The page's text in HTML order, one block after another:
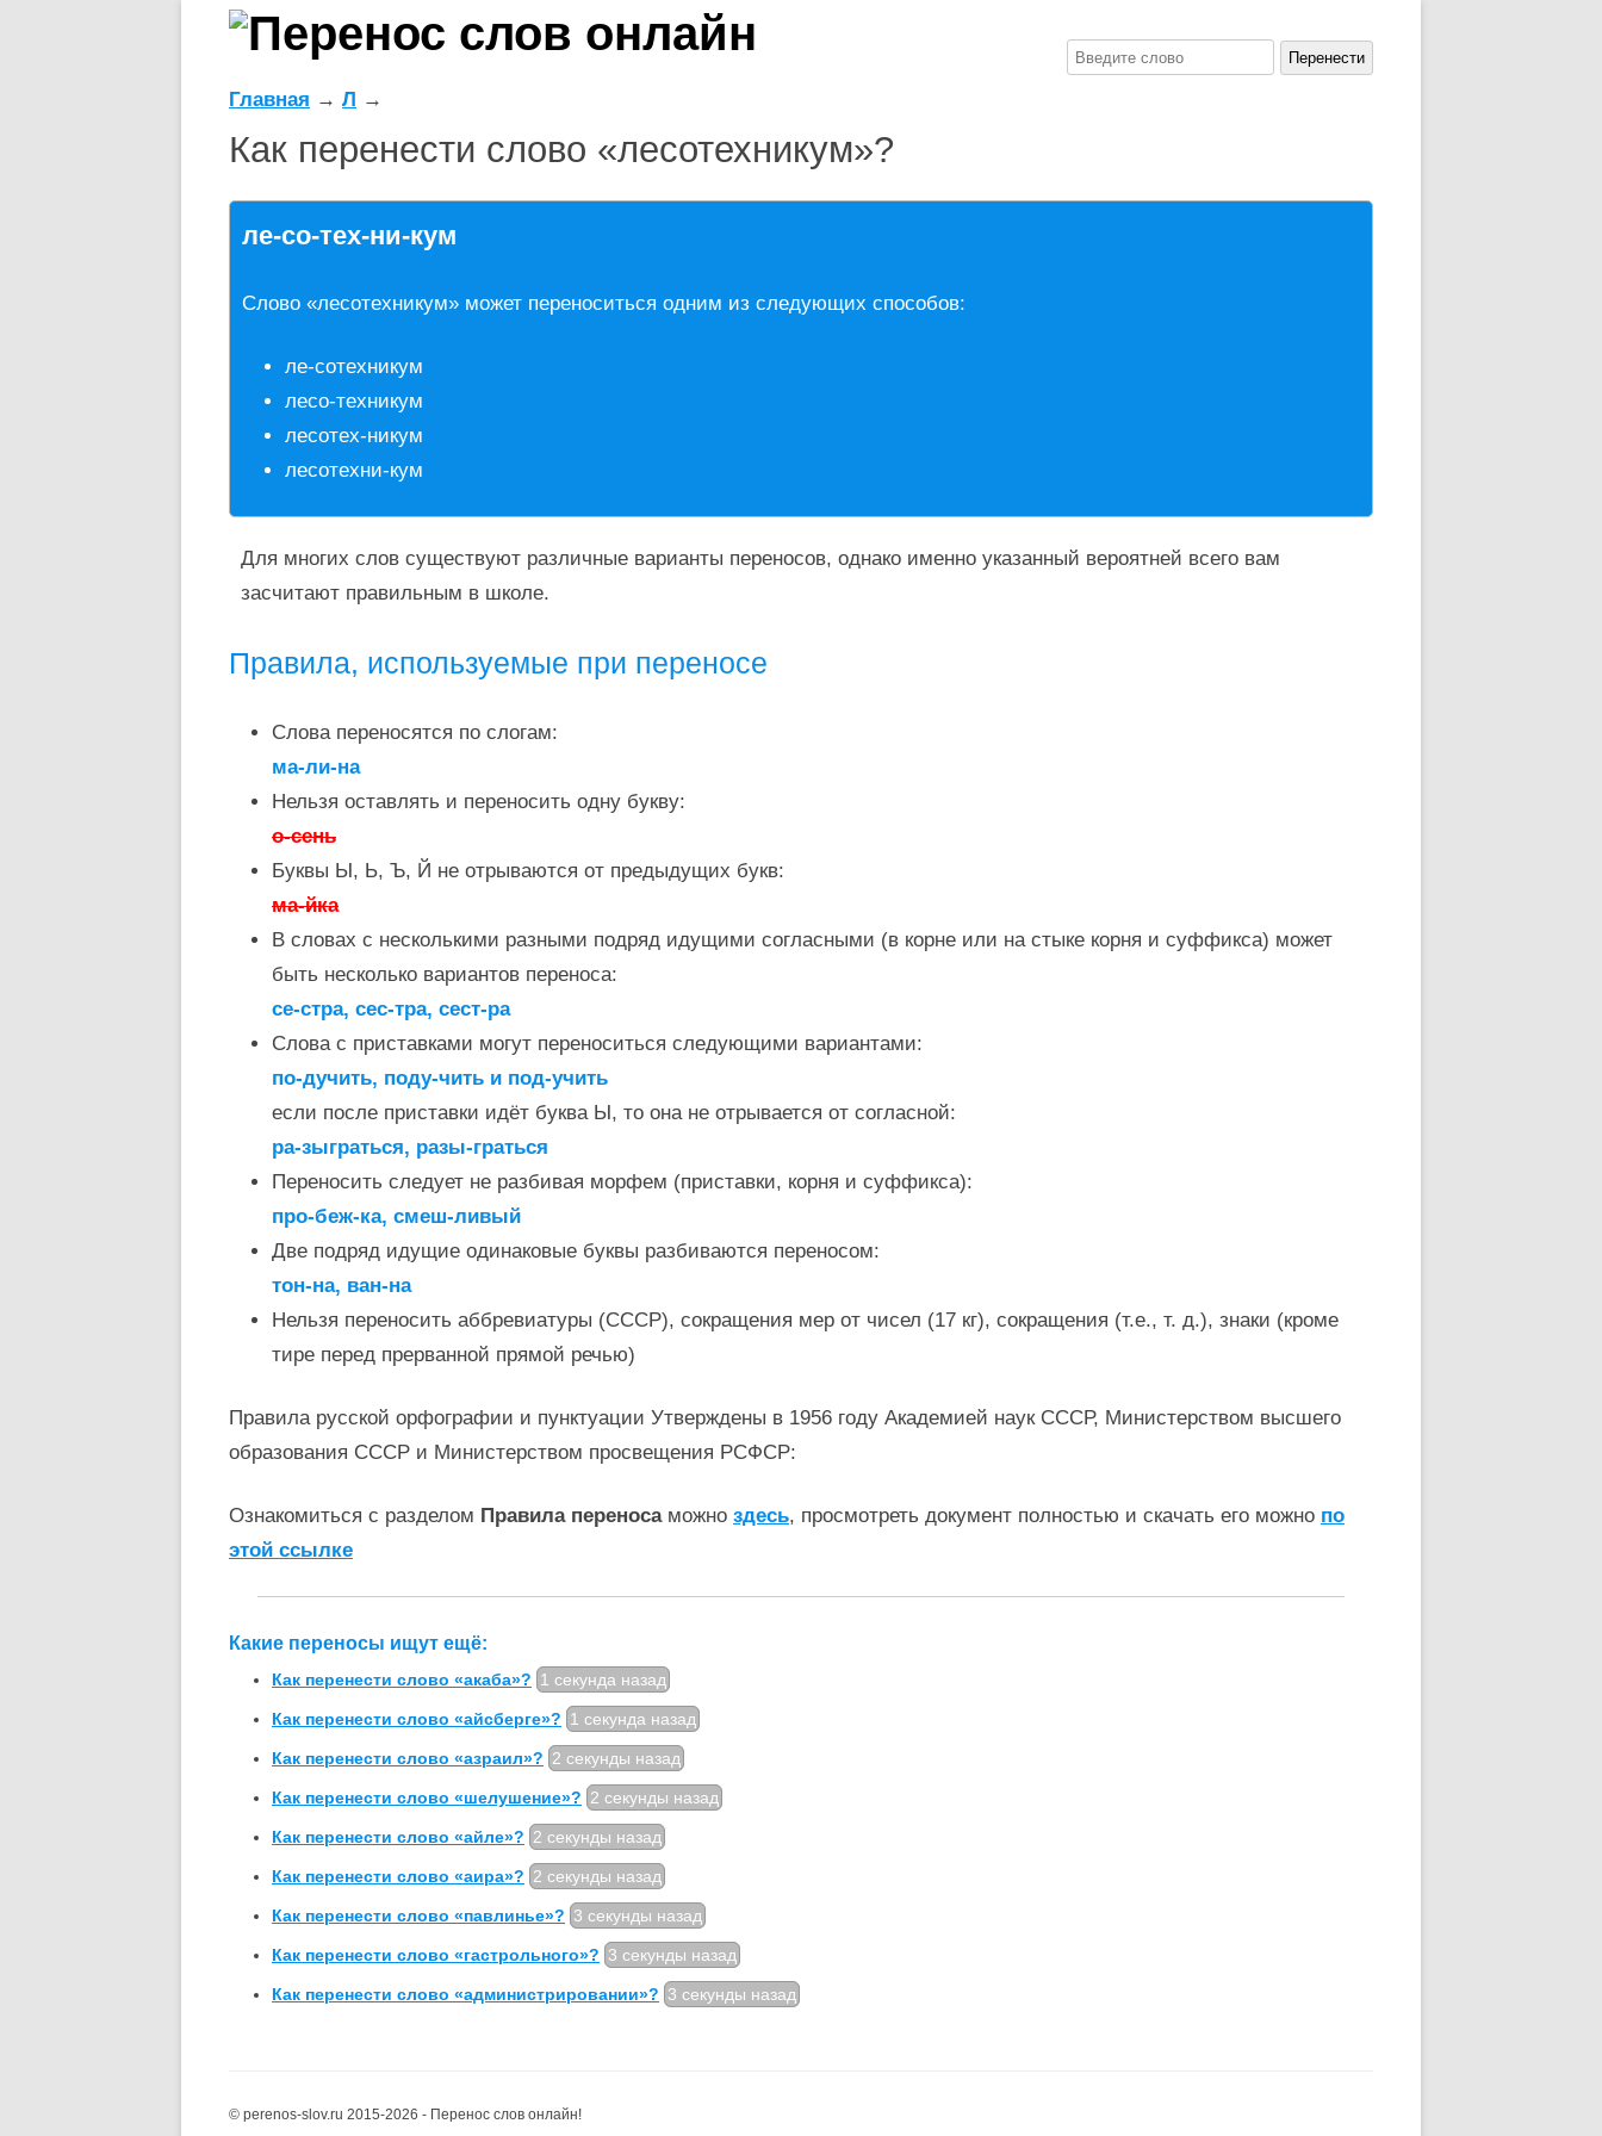
Главная → Л →
Как перенести слово «лесотехникум»?
ле-со-тех-ни-кум
Слово «лесотехникум» может переноситься одним из следующих способов:
ле-сотехникум
лесо-техникум
лесотех-никум
лесотехни-кум
Для многих слов существуют различные варианты переносов, однако именно указанный вероятней всего вам
засчитают правильным в школе.
Правила, используемые при переносе
Слова переносятся по слогам:
ма-ли-на
Нельзя оставлять и переносить одну букву:
о-сень
Буквы Ы, Ь, Ъ, Й не отрываются от предыдущих букв:
ма-йка
В словах с несколькими разными подряд идущими согласными (в корне или на стыке корня и суффикса) может
быть несколько вариантов переноса:
се-стра, сес-тра, сест-ра
Слова с приставками могут переноситься следующими вариантами:
по-дучить, поду-чить и под-учить
если после приставки идёт буква Ы, то она не отрывается от согласной:
ра-зыграться, разы-граться
Переносить следует не разбивая морфем (приставки, корня и суффикса):
про-беж-ка, смеш-ливый
Две подряд идущие одинаковые буквы разбиваются переносом:
тон-на, ван-на
Нельзя переносить аббревиатуры (СССР), сокращения мер от чисел (17 кг), сокращения (т.е., т. д.), знаки (кроме
тире перед прерванной прямой речью)
Правила русской орфографии и пунктуации Утверждены в 1956 году Академией наук СССР, Министерством высшего
образования СССР и Министерством просвещения РСФСР:
Ознакомиться с разделом Правила переносаможно здесь, просмотреть документ полностью и скачать его можно по
этой ссылке
Какие переносы ищут ещё:
Как перенести слово «акаба»? 1 секунда назад
Как перенести слово «айсберге»? 1 секунда назад
Как перенести слово «азраил»? 2 секунды назад
Как перенести слово «шелушение»? 2 секунды назад
Как перенести слово «айле»? 2 секунды назад
Как перенести слово «аира»? 2 секунды назад
Как перенести слово «павлинье»? 3 секунды назад
Как перенести слово «гастрольного»? 3 секунды назад
Как перенести слово «администрировании»? 3 секунды назад
© perenos-slov.ru 2015-2026 - Перенос слов онлайн!